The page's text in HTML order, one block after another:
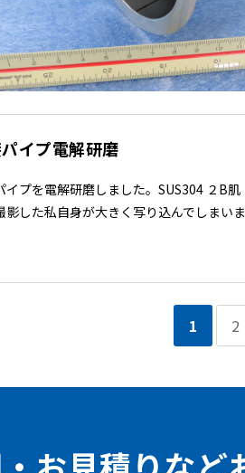
イプ電解研磨
イプを電解研磨しました。SUS304 ２B
影した私自身が大きく写り込んでしまい
1 2